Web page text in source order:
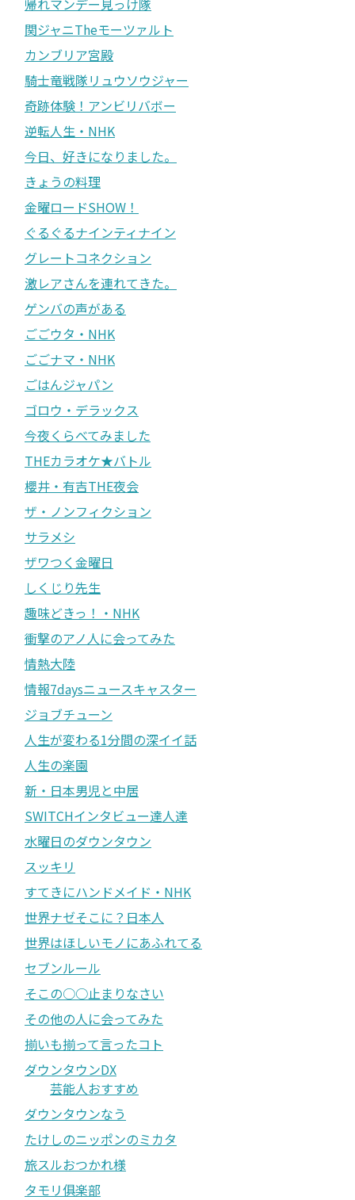
関ジャニTheモーツァルト
カンブリア宮殿
騎士竜戦隊リュウソウジャー
奇跡体験！アンビリバボー
逆転人生・NHK
今日、好きになりました。
きょうの料理
金曜ロードSHOW！
ぐるぐるナインティナイン
グレートコネクション
激レアさんを連れてきた。
ゲンバの声がある
ごごウタ・NHK
ごごナマ・NHK
ごはんジャパン
ゴロウ・デラックス
今夜くらべてみました
THEカラオケ★バトル
櫻井・有吉THE夜会
ザ・ノンフィクション
サラメシ
ザワつく金曜日
しくじり先生
趣味どきっ！・NHK
衝撃のアノ人に会ってみた
情熱大陸
情報7daysニュースキャスター
ジョブチューン
人生が変わる1分間の深イイ話
人生の楽園
新・日本男児と中居
SWITCHインタビュー達人達
水曜日のダウンタウン
スッキリ
すてきにハンドメイド・NHK
世界ナゼそこに？日本人
世界はほしいモノにあふれてる
セブンルール
そこの○○止まりなさい
その他の人に会ってみた
揃いも揃って言ったコト
ダウンタウンDX
芸能人おすすめ
ダウンタウンなう
たけしのニッポンのミカタ
旅スルおつかれ様
タモリ俱楽部